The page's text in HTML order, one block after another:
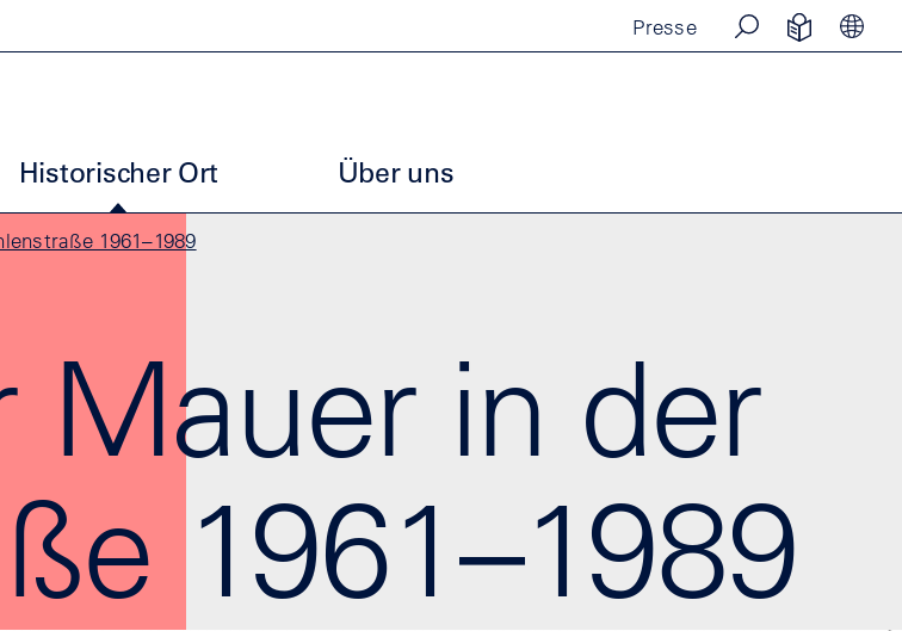
Presse
SUCHEEINFACHE
Historischer Ort Über uns
1961–1989
Mauer in der
1961–1989